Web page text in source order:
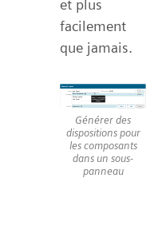
et plus
facilement
que jamais.
Générer des
dispositions pour
les composants
dans un sous-
panneau